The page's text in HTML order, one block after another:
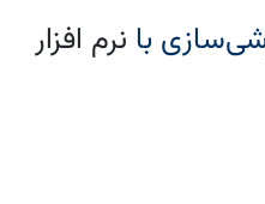
با نرم‌ افزار